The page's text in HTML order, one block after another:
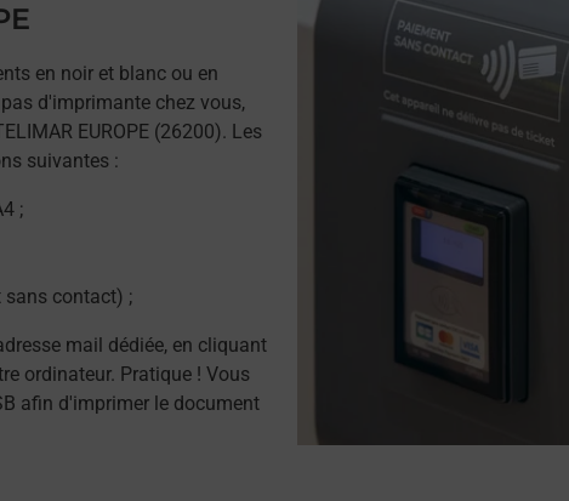
en noir et blanc ou en
d'imprimante chez vous,
EUROPE (26200). Les
suivantes :
;
sans contact) ;
mail dédiée, en cliquant
ordinateur. Pratique ! Vous
afin d'imprimer le document